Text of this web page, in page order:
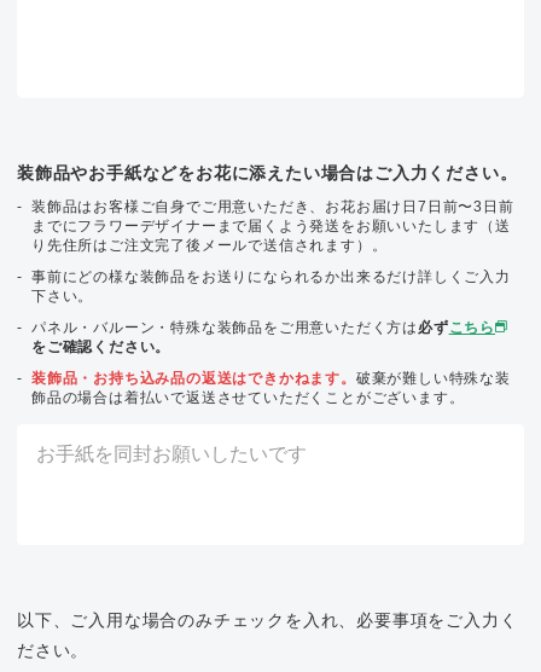
装飾品やお手紙などをお花に添えたい場合はご入力ください。
装飾品はお客様ご自身でご用意いただき、お花お届け日7日前〜3日前
までにフラワーデザイナーまで届くよう発送をお願いいたします（送
り先住所はご注文完了後メールで送信されます）。
事前にどの様な装飾品をお送りになられるか出来るだけ詳しくご入力
下さい。
パネル・バルーン・特殊な装飾品をご用意いただく方は 必ずこちら
をご確認ください。
装飾品・お持ち込み品の返送はできかねます。 破棄が難しい特殊な装
飾品の場合は着払いで返送させていただくことがございます。
以下、ご入用な場合のみチェックを入れ、必要事項をご入力く
ださい。